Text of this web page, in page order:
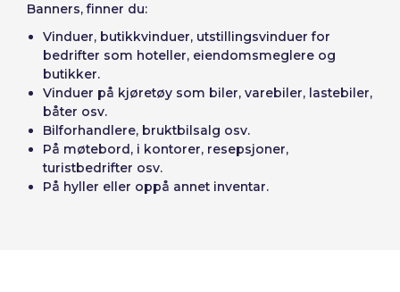
Banners, finner du:
Vinduer, butikkvinduer, utstillingsvinduer for
bedrifter som hoteller, eiendomsmeglere og
butikker.
Vinduer på kjøretøy som biler, varebiler, lastebiler,
båter osv.
Bilforhandlere, bruktbilsalg osv.
På møtebord, i kontorer, resepsjoner,
turistbedrifter osv.
På hyller eller oppå annet inventar.